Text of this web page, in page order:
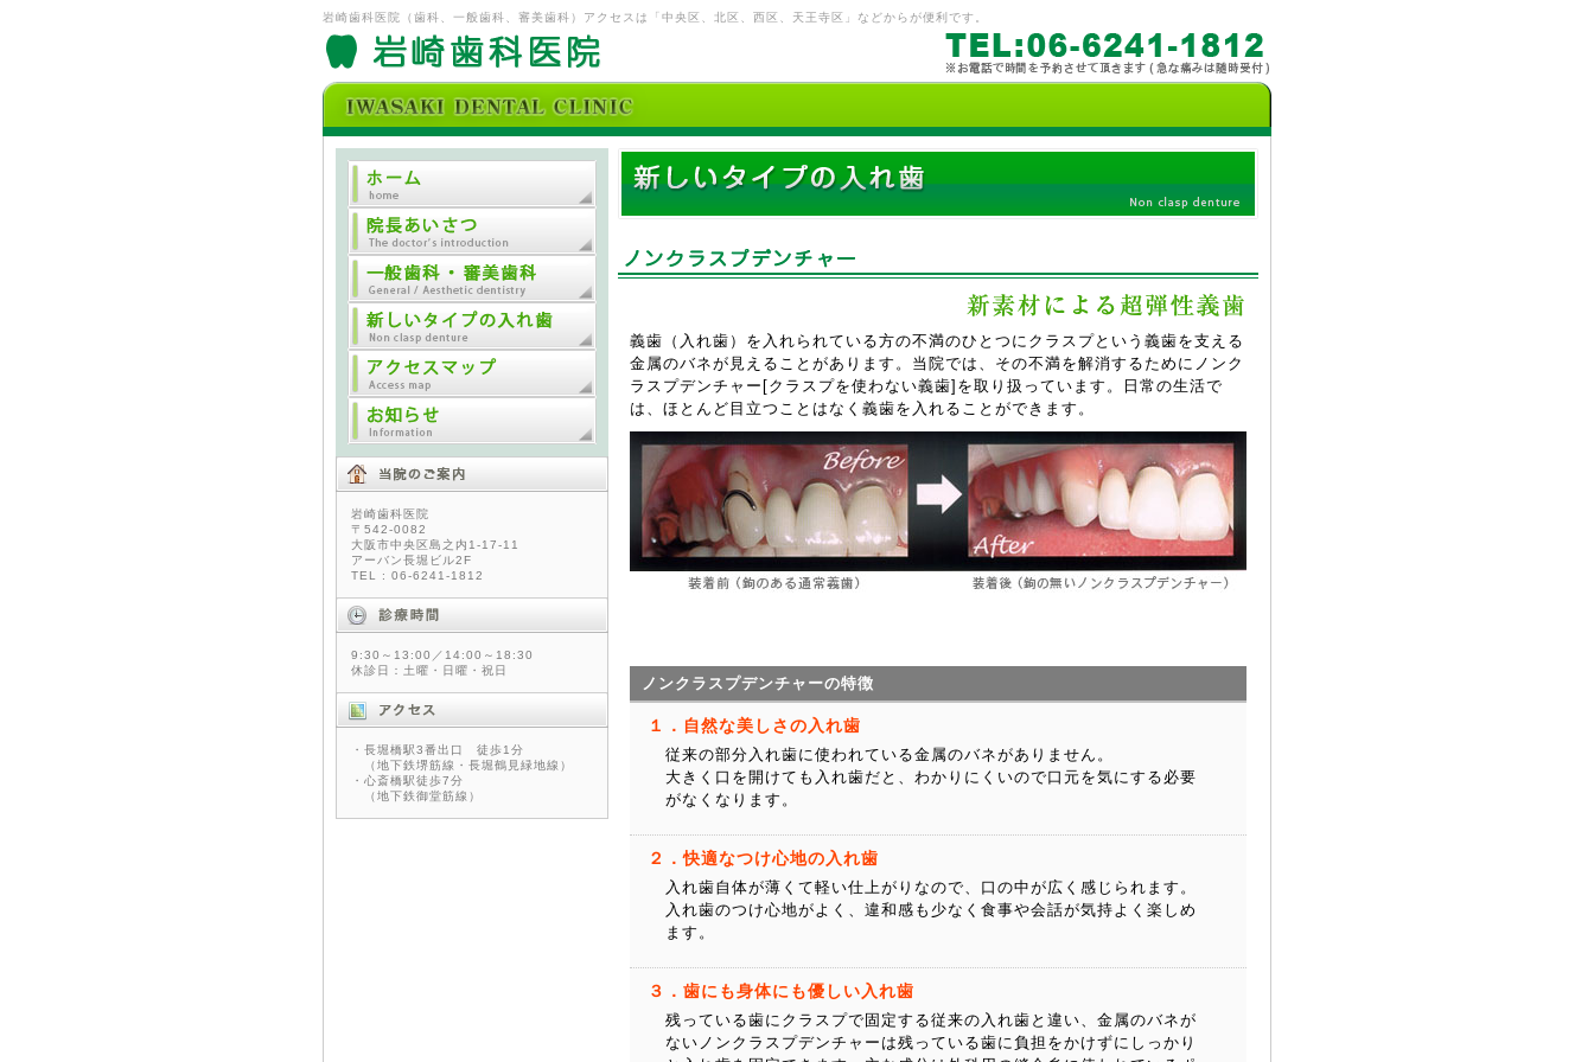
岩崎歯科医院（歯科、一般歯科、審美歯科）アクセスは「中央区、北区、西区、天王寺区」などからが便利です。
岩崎歯科医院
〒542-0082
大阪市中央区島之内1-17-11
アーバン長堀ビル2F
TEL : 06-6241-1812
9:30～13:00／14:00～18:30
休診日：土曜・日曜・祝日
・長堀橋駅3番出口 徒歩1分
（地下鉄堺筋線・長堀鶴見緑地線）
・心斎橋駅徒歩7分
（地下鉄御堂筋線）
義歯（入れ歯）を入れられている方の不満のひとつにクラスプという義歯を支える
金属のバネが見えることがあります。当院では、その不満を解消するためにノンク
ラスプデンチャー[クラスプを使わない義歯]を取り扱っています。日常の生活で
は、ほとんど目立つことはなく義歯を入れることができます。
ノンクラスプデンチャーの特徴
１．自然な美しさの入れ歯
従来の部分入れ歯に使われている金属のバネがありません。
大きく口を開けても入れ歯だと、わかりにくいので口元を気にする必要
がなくなります。
２．快適なつけ心地の入れ歯
入れ歯自体が薄くて軽い仕上がりなので、口の中が広く感じられます。
入れ歯のつけ心地がよく、違和感も少なく食事や会話が気持よく楽しめ
ます。
３．歯にも身体にも優しい入れ歯
残っている歯にクラスプで固定する従来の入れ歯と違い、金属のバネが
ないノンクラスプデンチャーは残っている歯に負担をかけずにしっかり